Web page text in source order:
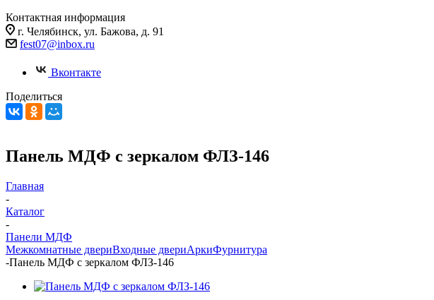
Контактная информация
г. Челябинск, ул. Бажова, д. 91
fest07@inbox.ru
Вконтакте
Поделиться
Панель МДФ c зеркалом ФЛЗ-146
Главная
-
Каталог
-
Панели МДФ
Межкомнатные двериВходные двериАркиФурнитура
-Панель МДФ c зеркалом ФЛЗ-146